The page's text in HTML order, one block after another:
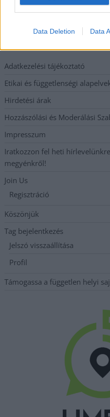
Data Deletion Data
miatt ingyenes a strandolás
Adatkezelési tájékoztató
Etikai és függetlenségi
Hirdetési árak
Hozzászólási és Moderálási
Impresszum
Iratkozzon fel heti
megyénkről!
Join Us
Regisztráció
Köszönjük
Tag bejelentkezés
Jelszó visszaállítása
Profil
Támogassa a független helyi